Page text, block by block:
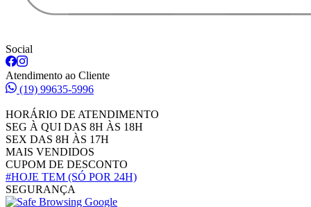
Social
Atendimento ao Cliente
(19) 99635-5996
HORÁRIO DE ATENDIMENTO
SEG À QUI DAS 8H ÀS 18H
SEX DAS 8H ÀS 17H
MAIS VENDIDOS
CUPOM DE DESCONTO
#HOJE TEM (SÓ POR 24H)
SEGURANÇA